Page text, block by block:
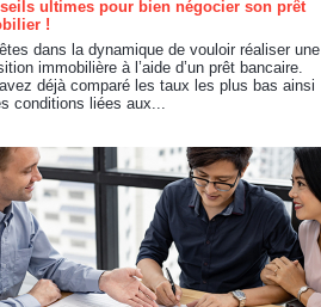
ultimes pour bien négocier son prêt
!
dans la dynamique de vouloir réaliser une
immobilière à l’aide d’un prêt bancaire.
déjà comparé les taux les plus bas ainsi
conditions liées aux...